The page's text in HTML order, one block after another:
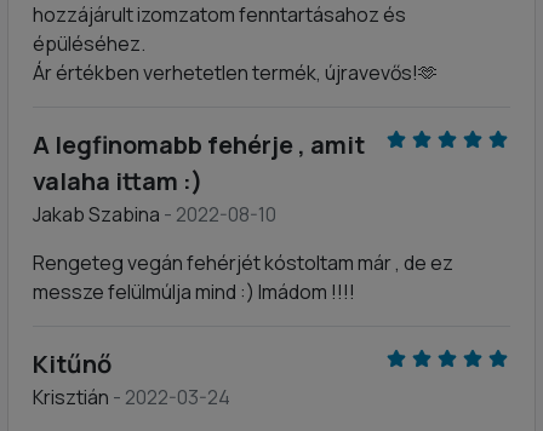
hozzájárult izomzatom fenntartásahoz és
épüléséhez.
Ár értékben verhetetlen termék, újravevős!🫶
A legfinomabb fehérje , amit
valaha ittam :)
Jakab Szabina - 2022-08-10
Rengeteg vegán fehérjét kóstoltam már , de ez
messze felülmúlja mind :) Imádom !!!!
Kitűnő
Krisztián - 2022-03-24